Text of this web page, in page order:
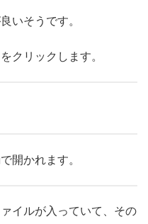
いそうです。
クリックします。
開かれます。
イルが入っていて、その